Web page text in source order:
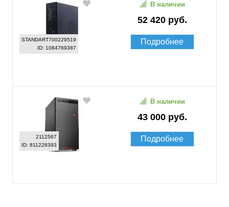
STANDART700229519
ID: 1084769387
52 420 руб.
В наличии
Подробнее
2112567
ID: 811228393
43 000 руб.
В наличии
Подробнее